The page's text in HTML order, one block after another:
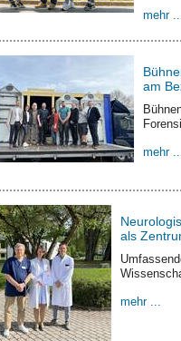
mehr ...
am
mehr ...
als
mehr ...